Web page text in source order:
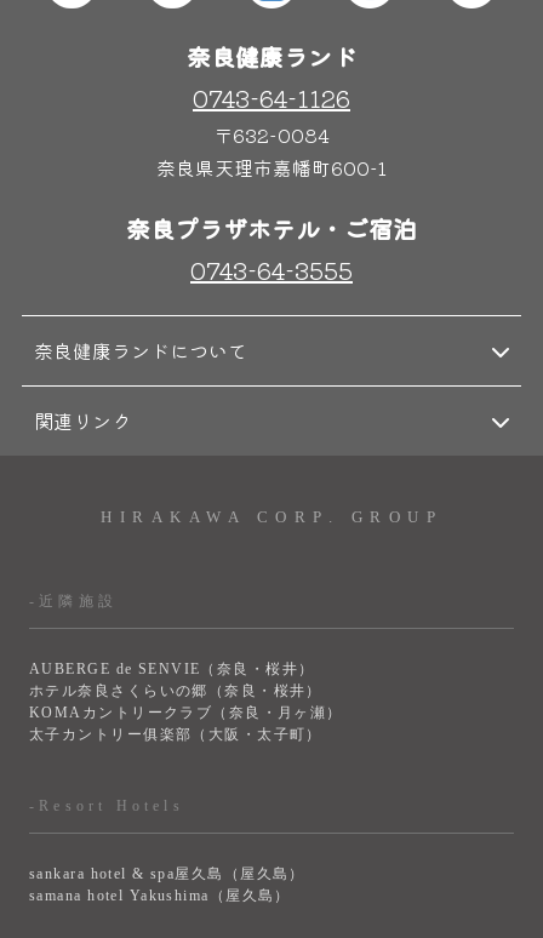
奈良健康ランド
0743-64-1126
〒632-0084
奈良県天理市嘉幡町600-1
奈良プラザホテル・ご宿泊
0743-64-3555
奈良健康ランドについて
関連リンク
HIRAKAWA CORP. GROUP
-近隣施設
AUBERGE de SENVIE（奈良・桜井）
ホテル奈良さくらいの郷（奈良・桜井）
KOMAカントリークラブ（奈良・月ヶ瀬）
太子カントリー俱楽部（大阪・太子町）
-Resort Hotels
sankara hotel & spa屋久島（屋久島）
samana hotel Yakushima（屋久島）